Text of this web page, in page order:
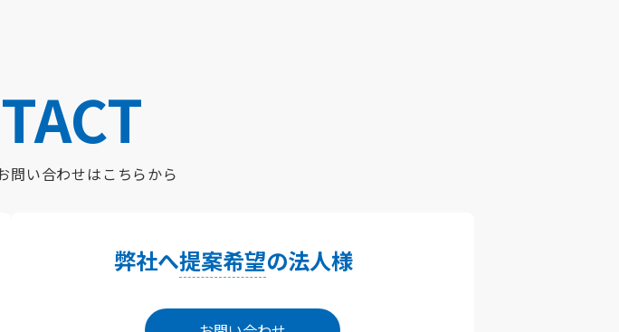
問い合わせはこちらから
弊社へ提案希望の法人様